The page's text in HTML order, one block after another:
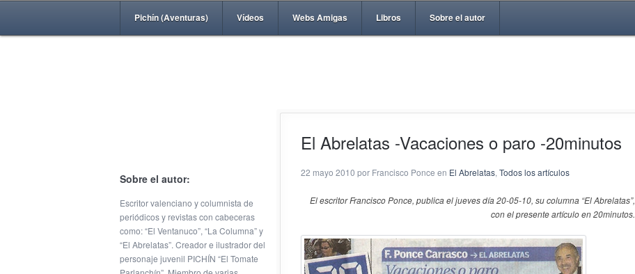
Pichín (Aventuras) Vídeos Webs Amigas Libros Sobre el autor
Sobre el autor:
Escritor valenciano y columnista de
periódicos y revistas con cabeceras
como: “El Ventanuco”, “La Columna” y
“El Abrelatas”. Creador e ilustrador del
personaje juvenil PICHÍN “El Tomate
El Abrelatas -Vacaciones o paro -20minutos
22 mayo 2010 por Francisco Ponce en El Abrelatas, Todos los artículos
El escritor Francisco Ponce, publica el jueves día 20-05-10, su columna “El Abrelatas”,
con el presente artículo en 20minutos.